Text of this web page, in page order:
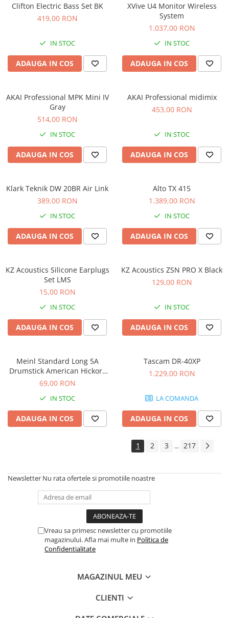
Recordere de studio
Recordere portabile
Subwoofere de studio
Accesorii pentru lumini
Cabluri de Alimentare
Case-uri de lumini
Comenzi si controllere
Efecte de lumini
Masini de fum si ceata
Mixere DMX
Moving Head-uri
Proiectoare
Scene şi Ring-uri de Dans
Stative si schela lumini
Instrumente Muzicale
Chitare si bass
Claviaturi
Instrumente de percutie
Instrumente de suflat
Instrumente si jucarii pentru copii
Instrumente traditionale
Tobe
DJ
Case-uri DJ
Console DJ
Controllere MIDI - USB DAW
Clifton Electric Bass Set BK
419,00 RON
IN STOC
ADAUGA IN COS
XVive U4 Monitor Wireless
System
1.037,00 RON
IN STOC
ADAUGA IN COS
AKAI Professional MPK Mini IV
Gray
514,00 RON
IN STOC
ADAUGA IN COS
AKAI Professional midimix
453,00 RON
IN STOC
ADAUGA IN COS
Klark Teknik DW 20BR Air Link
389,00 RON
IN STOC
ADAUGA IN COS
Alto TX 415
1.389,00 RON
IN STOC
ADAUGA IN COS
KZ Acoustics Silicone Earplugs
Set LMS
15,00 RON
IN STOC
ADAUGA IN COS
KZ Acoustics ZSN PRO X Black
129,00 RON
IN STOC
ADAUGA IN COS
Meinl Standard Long 5A
Drumstick American Hickory
SB103
69,00 RON
IN STOC
ADAUGA IN COS
Tascam DR-40XP
1.229,00 RON
LA COMANDA
ADAUGA IN COS
1 2 3 ... 217
Newsletter Nu rata ofertele si promotiile noastre
Vreau sa primesc newsletter cu promotiile
magazinului. Afla mai multe in Politica de
Confidentialitate
MAGAZINUL MEU
CLIENTI